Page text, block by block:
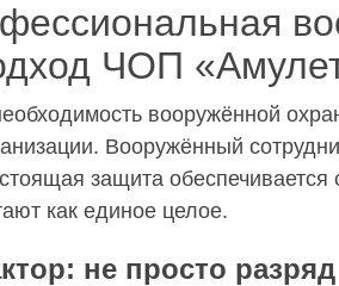
ЧОП
вооружённой
Вооружённый
защита обеспечивается
как единое целое.
не просто